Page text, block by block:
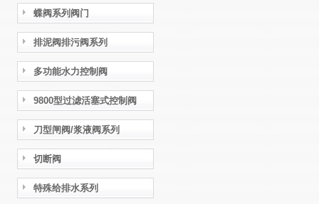
蝶阀系列阀门
排泥阀排污阀系列
多功能水力控制阀
9800型过滤活塞式控制阀
刀型闸阀/浆液阀系列
切断阀
特殊给排水系列